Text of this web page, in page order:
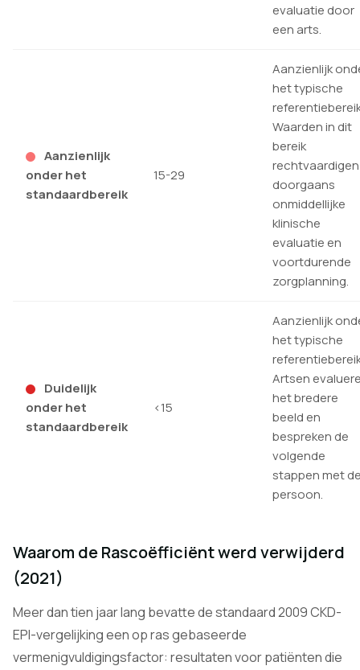
evaluatie door
een arts.
Aanzienlijk
onder het
standaardbereik
15-29
Aanzienlijk
het typische
Waarden in dit
bereik
rechtvaardigen
doorgaans
onmiddellijke
klinische
evaluatie en
voortdurende
zorgplanning.
Duidelijk
onder het
standaardbereik
<15
Aanzienlijk
het typische
Artsen
het bredere
beeld en
bespreken de
volgende
stappen met
persoon.
Waarom de Rascoëfficiënt werd verwijderd
(2021)
Meer dan tien jaar lang bevatte de standaard 2009 CKD-
EPI-vergelijking een op ras gebaseerde
vermenigvuldigingsfactor: resultaten voor patiënten die